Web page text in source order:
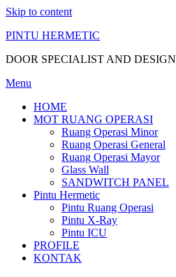
Skip to content
PINTU HERMETIC
DOOR SPECIALIST AND DESIGN
Menu
HOME
MOT RUANG OPERASI
Ruang Operasi Minor
Ruang Operasi General
Ruang Operasi Mayor
Glass Wall
SANDWITCH PANEL
Pintu Hermetic
Pintu Ruang Operasi
Pintu X-Ray
Pintu ICU
PROFILE
KONTAK